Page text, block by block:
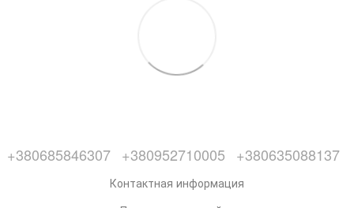
+380685846307 +380952710005 +380635088137
Контактная информация